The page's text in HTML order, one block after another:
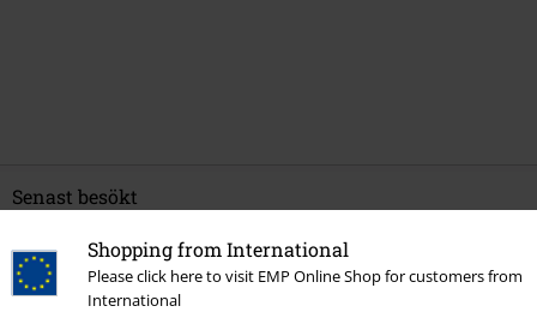
Shopping from International
Please click here to visit EMP Online Shop for customers from
International
Senast besökt